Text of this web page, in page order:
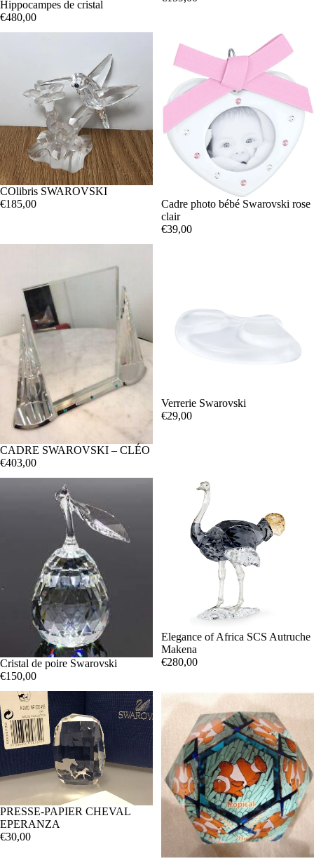
Hippocampes de cristal
€480,00
COlibris SWAROVSKI
€185,00
Cadre photo bébé Swarovski rose
clair
€39,00
CADRE SWAROVSKI – CLÉO
€403,00
Verrerie Swarovski
€29,00
Cristal de poire Swarovski
€150,00
Elegance of Africa SCS Autruche
Makena
€280,00
PRESSE-PAPIER CHEVAL
EPERANZA
€30,00